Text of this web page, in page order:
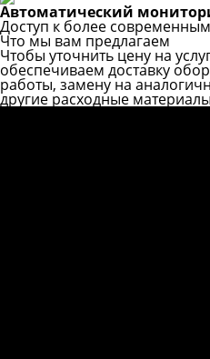
Автоматический
Доступ к более
Что мы вам предлагаем
Чтобы уточнить цену на
обеспечиваем доставку
работы, замену на
другие расходные